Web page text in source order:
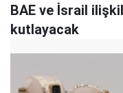
BAE ve İsrail
kutlayacak